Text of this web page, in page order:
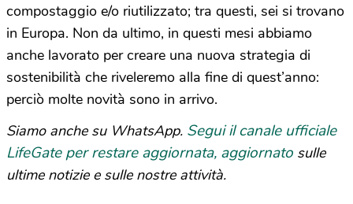
compostaggio e/o riutilizzato; tra questi, sei si trovano
in Europa. Non da ultimo, in questi mesi abbiamo
anche lavorato per creare una nuova strategia di
sostenibilità che riveleremo alla fine di quest’anno:
perciò molte novità sono in arrivo.
Siamo anche su WhatsApp. Segui il canale ufficiale
LifeGate per restare aggiornata, aggiornato sulle
ultime notizie e sulle nostre attività.